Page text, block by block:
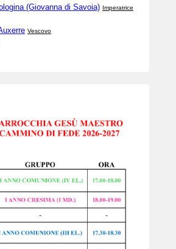
(Giovanna di Savoia) Imperatrice
Vescovo